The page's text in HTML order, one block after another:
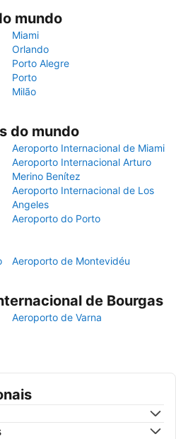
mundo
Miami
Orlando
Porto Alegre
Porto
Milão
do mundo
Aeroporto Internacional de Miami
Aeroporto Internacional Arturo
Merino Benítez
Aeroporto Internacional de Los
Angeles
Aeroporto do Porto
Aeroporto de Montevidéu
de Bourgas
Aeroporto de Varna